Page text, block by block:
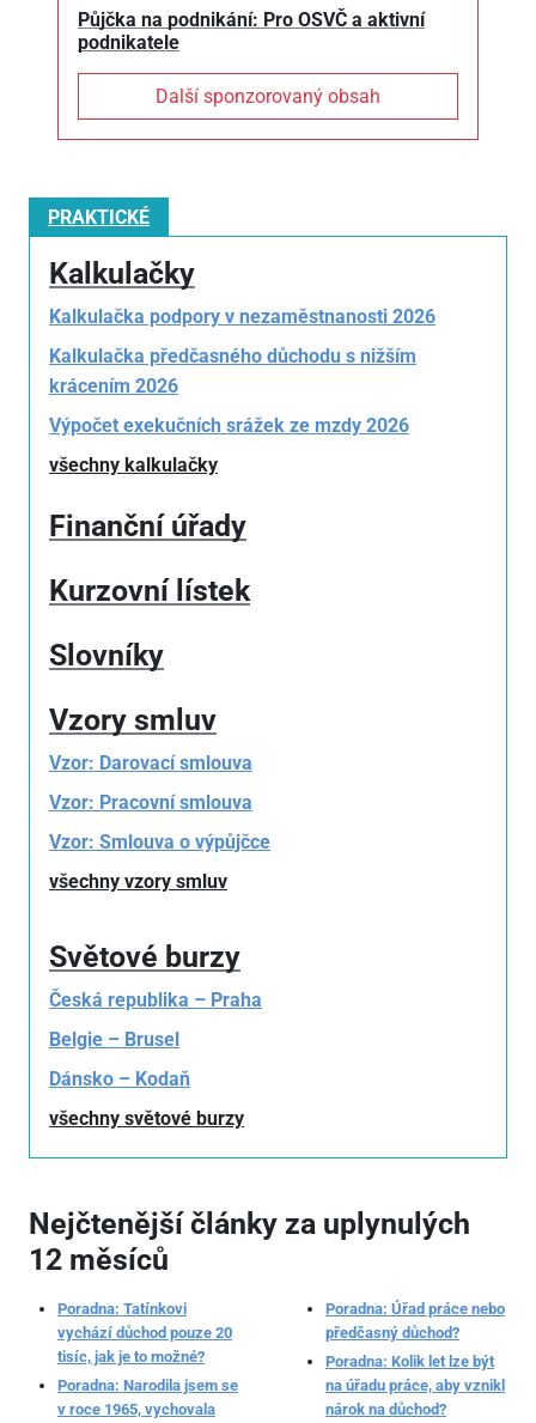
Půjčka na podnikání: Pro OSVČ a aktivní
podnikatele
Další sponzorovaný obsah
PRAKTICKÉ
Kalkulačky
Kalkulačka podpory v nezaměstnanosti 2026
Kalkulačka předčasného důchodu s nižším
krácením 2026
Výpočet exekučních srážek ze mzdy 2026
všechny kalkulačky
Finanční úřady
Kurzovní lístek
Slovníky
Vzory smluv
Vzor: Darovací smlouva
Vzor: Pracovní smlouva
Vzor: Smlouva o výpůjčce
všechny vzory smluv
Světové burzy
Česká republika – Praha
Belgie – Brusel
Dánsko – Kodaň
všechny světové burzy
Nejčtenější články za uplynulých
12 měsíců
Poradna: Tatínkovi
vychází důchod pouze 20
tisíc, jak je to možné?
Poradna: Narodila jsem se
v roce 1965, vychovala
Poradna: Úřad práce nebo
předčasný důchod?
Poradna: Kolik let lze být
na úřadu práce, aby vznikl
nárok na důchod?